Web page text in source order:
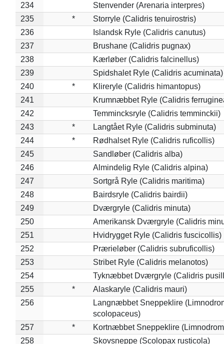
234
Stenvender (Arenaria interpres)
235
*
Storryle (Calidris tenuirostris)
236
Islandsk Ryle (Calidris canutus)
237
Brushane (Calidris pugnax)
238
Kærløber (Calidris falcinellus)
239
Spidshalet Ryle (Calidris acuminata)
240
*
Klireryle (Calidris himantopus)
241
Krumnæbbet Ryle (Calidris
242
Temmincksryle (Calidris temminckii)
243
*
Langtået Ryle (Calidris subminuta)
244
*
Rødhalset Ryle (Calidris ruficollis)
245
Sandløber (Calidris alba)
246
Almindelig Ryle (Calidris alpina)
247
Sortgrå Ryle (Calidris maritima)
248
Bairdsryle (Calidris bairdii)
249
Dværgryle (Calidris minuta)
250
Amerikansk Dværgryle (Calidris
251
Hvidrygget Ryle (Calidris fuscicollis)
252
Prærieløber (Calidris subruficollis)
253
Stribet Ryle (Calidris melanotos)
254
Tyknæbbet Dværgryle (Calidris
255
*
Alaskaryle (Calidris mauri)
256
Langnæbbet Sneppeklire
scolopaceus)
257
*
Kortnæbbet Sneppeklire
258
Skovsneppe (Scolopax rusticola)